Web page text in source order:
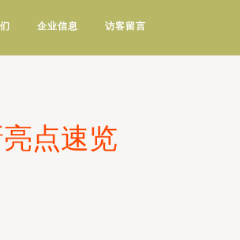
企业信息 访客留言
点速览